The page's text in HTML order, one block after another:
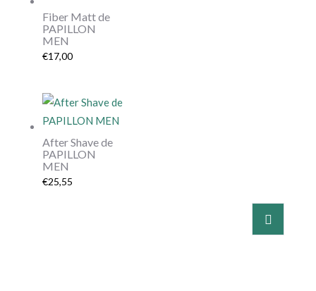
Fiber Matt de
PAPILLON
MEN
€17,00
After Shave de
PAPILLON
MEN
€25,55